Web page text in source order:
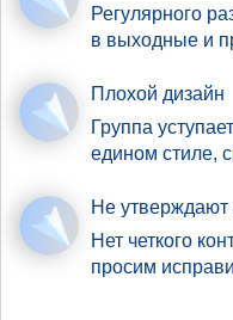
Регулярного
в выходные и
Плохой дизайн
Группа
едином стиле,
Не утверждают
Нет четкого
просим